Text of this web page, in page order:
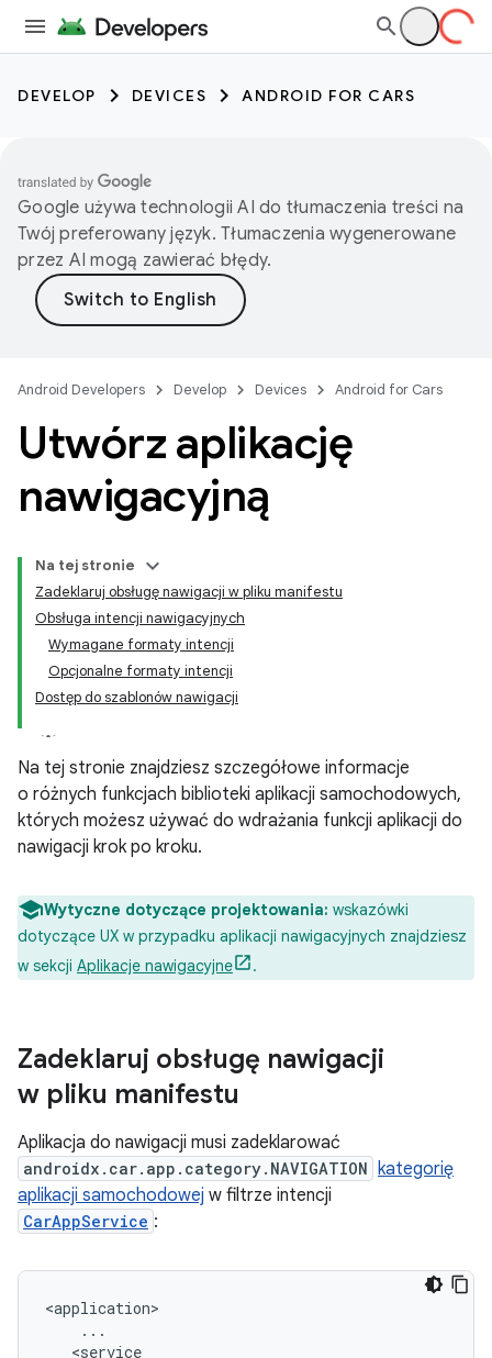
DEVELOP DEVICES ANDROID FOR CARS
Google używa technologii AI do tłumaczenia treści na
Twój preferowany język. Tłumaczenia wygenerowane
przez AI mogą zawierać błędy.
Android Developers Develop Devices Android for Cars
Utwórz aplikację
nawigacyjną
Na tej stronie
Zadeklaruj obsługę nawigacji w pliku manifestu
Obsługa intencji nawigacyjnych
Wymagane formaty intencji
Opcjonalne formaty intencji
Dostęp do szablonów nawigacji
Na tej stronie znajdziesz szczegółowe informacje
o różnych funkcjach biblioteki aplikacji samochodowych,
których możesz używać do wdrażania funkcji aplikacji do
nawigacji krok po kroku.
Wytyczne dotyczące projektowania: wskazówki
dotyczące UX w przypadku aplikacji nawigacyjnych znajdziesz
w sekcji Aplikacje nawigacyjne .
Zadeklaruj obsługę nawigacji
w pliku manifestu
Aplikacja do nawigacji musi zadeklarować
androidx.car.app.category.NAVIGATION kategorię
aplikacji samochodowej w filtrze intencji
CarAppService :